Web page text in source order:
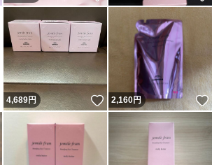
いいね！
4,689円 いいね！
2,160円